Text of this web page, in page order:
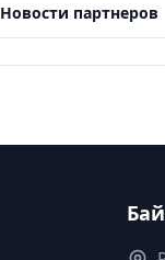
Новости партнеров